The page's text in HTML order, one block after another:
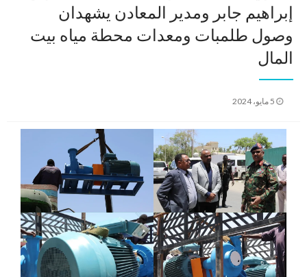
إبراهيم جابر ومدير المعادن يشهدان
وصول طلمبات ومعدات محطة مياه بيت
المال
نُشر
5 مايو، 2024